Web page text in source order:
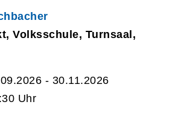
Volksschule, Turnsaal,
- 30.11.2026
Uhr